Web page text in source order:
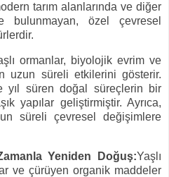
tarım alanlarında ve diğer
bulunmayan, özel çevresel
ormanlar, biyolojik evrim ve
uzun süreli etkilerini gösterir.
yıl süren doğal süreçlerin bir
yapılar geliştirmiştir. Ayrıca,
süreli çevresel değişimlere
Yeniden Doğuş:Yaşlı
ve çürüyen organik maddeler